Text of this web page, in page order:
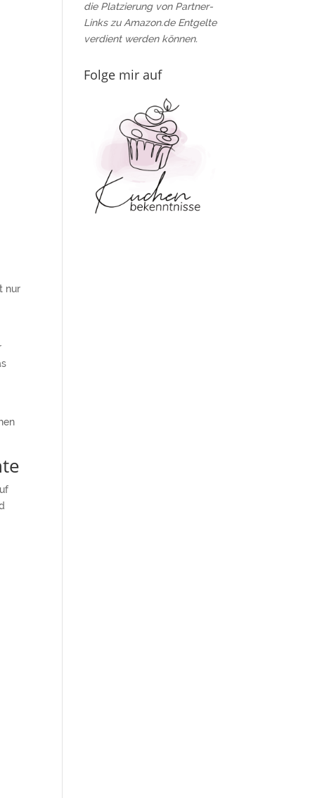
nur
die Platzierung von Partner-
Links zu Amazon.de Entgelte
verdient werden können.
Folge mir auf